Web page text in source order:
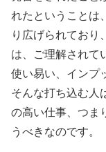
れたということは
り広げられており
は、ご理解されて
使い易い、インプ
そんな打ち込む人
の高い仕事、つま
うべきなのです。